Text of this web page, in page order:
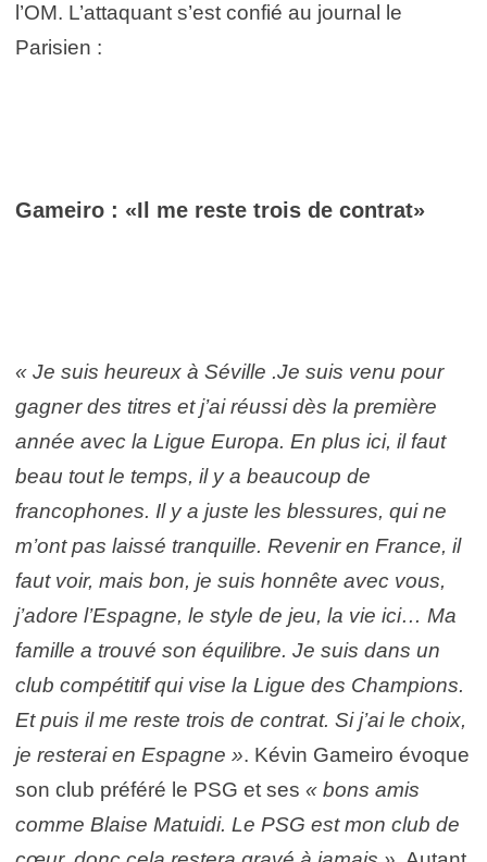
l’OM. L’attaquant s’est confié au journal le
Parisien :
Gameiro : «Il me reste trois de contrat»
« Je suis heureux à Séville .Je suis venu pour
gagner des titres et j’ai réussi dès la première
année avec la Ligue Europa. En plus ici, il faut
beau tout le temps, il y a beaucoup de
francophones. Il y a juste les blessures, qui ne
m’ont pas laissé tranquille. Revenir en France, il
faut voir, mais bon, je suis honnête avec vous,
j’adore l’Espagne, le style de jeu, la vie ici… Ma
famille a trouvé son équilibre. Je suis dans un
club compétitif qui vise la Ligue des Champions.
Et puis il me reste trois de contrat. Si j’ai le choix,
je resterai en Espagne ». Kévin Gameiro évoque
son club préféré le PSG et ses « bons amis
comme Blaise Matuidi. Le PSG est mon club de